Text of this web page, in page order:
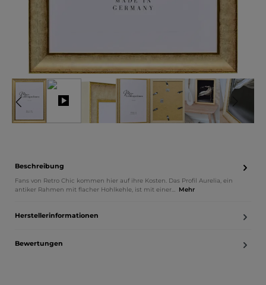
Beschreibung
Fans von Retro Chic kommen hier auf ihre Kosten. Das Profil Aurelia, ein
antiker Rahmen mit flacher Hohlkehle, ist mit einer… Mehr
Herstellerinformationen
Bewertungen